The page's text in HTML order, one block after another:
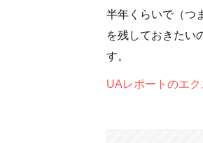
半年くらいで（つ
を残しておきたい
す。
UAレポートのエク